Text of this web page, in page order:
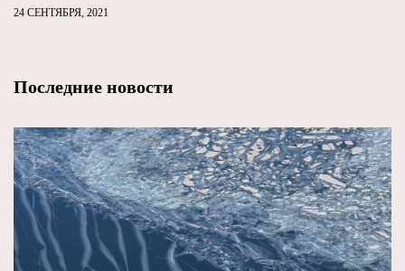
24 СЕНТЯБРЯ, 2021
Последние новости